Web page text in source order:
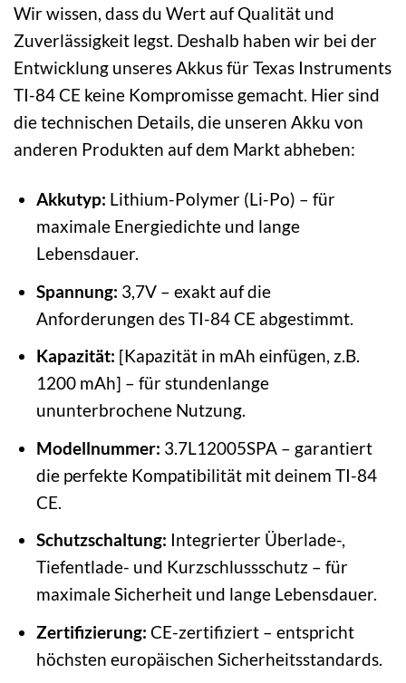
Wir wissen, dass du Wert auf Qualität und
Zuverlässigkeit legst. Deshalb haben wir bei der
Entwicklung unseres Akkus für Texas Instruments
TI-84 CE keine Kompromisse gemacht. Hier sind
die technischen Details, die unseren Akku von
anderen Produkten auf dem Markt abheben:
Akkutyp: Lithium-Polymer (Li-Po) – für
maximale Energiedichte und lange
Lebensdauer.
Spannung: 3,7V – exakt auf die
Anforderungen des TI-84 CE abgestimmt.
Kapazität: [Kapazität in mAh einfügen, z.B.
1200 mAh] – für stundenlange
ununterbrochene Nutzung.
Modellnummer: 3.7L12005SPA – garantiert
die perfekte Kompatibilität mit deinem TI-84
CE.
Schutzschaltung: Integrierter Überlade-,
Tiefentlade- und Kurzschlussschutz – für
maximale Sicherheit und lange Lebensdauer.
Zertifizierung: CE-zertifiziert – entspricht
höchsten europäischen Sicherheitsstandards.